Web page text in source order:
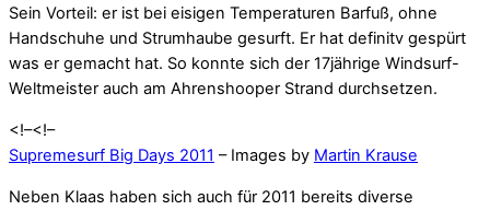
Sein Vorteil: er ist bei eisigen Temperaturen Barfuß, ohne
Handschuhe und Strumhaube gesurft. Er hat definitv gespürt
was er gemacht hat. So konnte sich der 17jährige Windsurf-
Weltmeister auch am Ahrenshooper Strand durchsetzen.
<!–<!–
Supremesurf Big Days 2011 – Images by Martin Krause
Neben Klaas haben sich auch für 2011 bereits diverse